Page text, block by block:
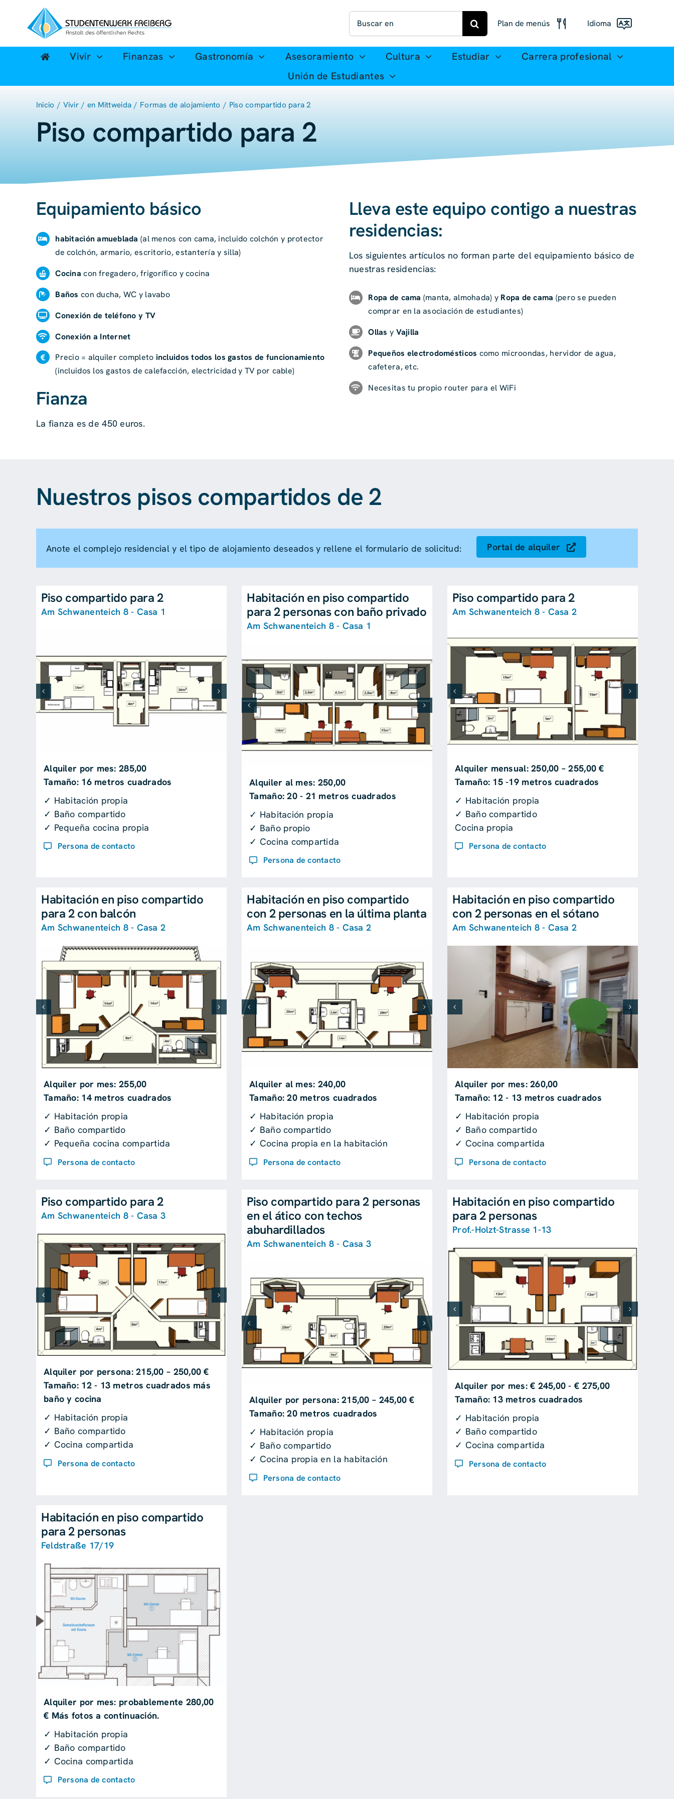
contenido
Buscar:
Plan de menús
Menú Freiberg
Mittweida
Idioma
Deutsch
English
العربية
Vivir Finanzas Gastronomía Asesoramiento Cultura Estudiar
Carrera profesional
Unión de Estudiantes
Inicio Vivir en Mittweida Formas de alojamiento Piso compartido para 2
Piso compartido para 2
Equipamiento básico
habitación amueblada (al menos con cama, incluido colchón y protector
de colchón, armario, escritorio, estantería y silla)
Cocina con fregadero, frigorífico y cocina
Baños con ducha, WC y lavabo
Conexión de teléfono y TV
Conexión a Internet
Precio = alquiler completo incluidos todos los gastos de funcionamiento
(incluidos los gastos de calefacción, electricidad y TV por cable)
Fianza
La fianza es de 450 euros.
Lleva este equipo contigo a nuestras
residencias:
Los siguientes artículos no forman parte del equipamiento básico de
nuestras residencias:
Ropa de cama (manta, almohada) y Ropa de cama (pero se pueden
comprar en la asociación de estudiantes)
Ollas y Vajilla
Pequeños electrodomésticos como microondas, hervidor de agua,
cafetera, etc.
Necesitas tu propio router para el WiFi
Nuestros pisos compartidos de 2
Anote el complejo residencial y el tipo de alojamiento deseados y rellene el formulario de solicitud: Portal de alquiler
Piso compartido para 2
Am Schwanenteich 8 - Casa 1
Alquiler por mes: 285,00
Tamaño: 16 metros cuadrados
✓ Habitación propia
✓ Baño compartido
✓ Pequeña cocina propia
Persona de contacto
Habitación en piso compartido
para 2 personas con baño privado
Am Schwanenteich 8 - Casa 1
Alquiler al mes: 250,00
Tamaño: 20 - 21 metros cuadrados
✓ Habitación propia
✓ Baño propio
✓ Cocina compartida
Persona de contacto
Piso compartido para 2
Am Schwanenteich 8 - Casa 2
Alquiler mensual: 250,00 – 255,00 €
Tamaño: 15 -19 metros cuadrados
✓ Habitación propia
✓ Baño compartido
Cocina propia
Persona de contacto
Habitación en piso compartido
para 2 con balcón
Am Schwanenteich 8 - Casa 2
Alquiler por mes: 255,00
Tamaño: 14 metros cuadrados
✓ Habitación propia
✓ Baño compartido
✓ Pequeña cocina compartida
Persona de contacto
Habitación en piso compartido
con 2 personas en la última planta
Am Schwanenteich 8 - Casa 2
Alquiler al mes: 240,00
Tamaño: 20 metros cuadrados
✓ Habitación propia
✓ Baño compartido
✓ Cocina propia en la habitación
Persona de contacto
Habitación en piso compartido
con 2 personas en el sótano
Am Schwanenteich 8 - Casa 2
Alquiler por mes: 260,00
Tamaño: 12 - 13 metros cuadrados
✓ Habitación propia
✓ Baño compartido
✓ Cocina compartida
Persona de contacto
Piso compartido para 2
Am Schwanenteich 8 - Casa 3
Alquiler por persona: 215,00 – 250,00 €
Tamaño: 12 - 13 metros cuadrados más
baño y cocina
✓ Habitación propia
✓ Baño compartido
✓ Cocina compartida
Persona de contacto
Piso compartido para 2 personas
en el ático con techos
abuhardillados
Am Schwanenteich 8 - Casa 3
Alquiler por persona: 215,00 – 245,00 €
Tamaño: 20 metros cuadrados
✓ Habitación propia
✓ Baño compartido
✓ Cocina propia en la habitación
Persona de contacto
Habitación en piso compartido
para 2 personas
Prof.-Holzt-Strasse 1-13
Alquiler por mes: € 245,00 - € 275,00
Tamaño: 13 metros cuadrados
✓ Habitación propia
✓ Baño compartido
✓ Cocina compartida
Persona de contacto
Habitación en piso compartido
para 2 personas
Feldstraße 17/19
Alquiler por mes: probablemente 280,00
€ Más fotos a continuación.
✓ Habitación propia
✓ Baño compartido
✓ Cocina compartida
Persona de contacto